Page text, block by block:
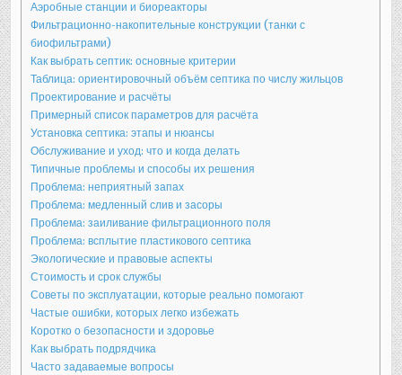
Аэробные станции и биореакторы
Фильтрационно-накопительные конструкции (танки с
биофильтрами)
Как выбрать септик: основные критерии
Таблица: ориентировочный объём септика по числу жильцов
Проектирование и расчёты
Примерный список параметров для расчёта
Установка септика: этапы и нюансы
Обслуживание и уход: что и когда делать
Типичные проблемы и способы их решения
Проблема: неприятный запах
Проблема: медленный слив и засоры
Проблема: заиливание фильтрационного поля
Проблема: всплытие пластикового септика
Экологические и правовые аспекты
Стоимость и срок службы
Советы по эксплуатации, которые реально помогают
Частые ошибки, которых легко избежать
Коротко о безопасности и здоровье
Как выбрать подрядчика
Часто задаваемые вопросы